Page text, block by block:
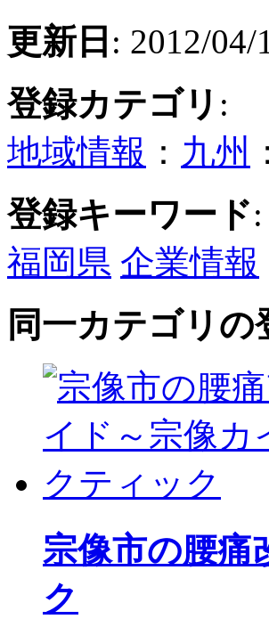
更新日 : 2012/
登録カテゴリ :
地域情報 ： 九州 ：
登録キーワード:
福岡県 企業情報
同一カテゴリの
宗像市の腰痛
ク